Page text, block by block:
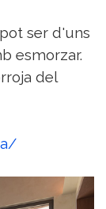
ser d'uns
esmorzar.
del